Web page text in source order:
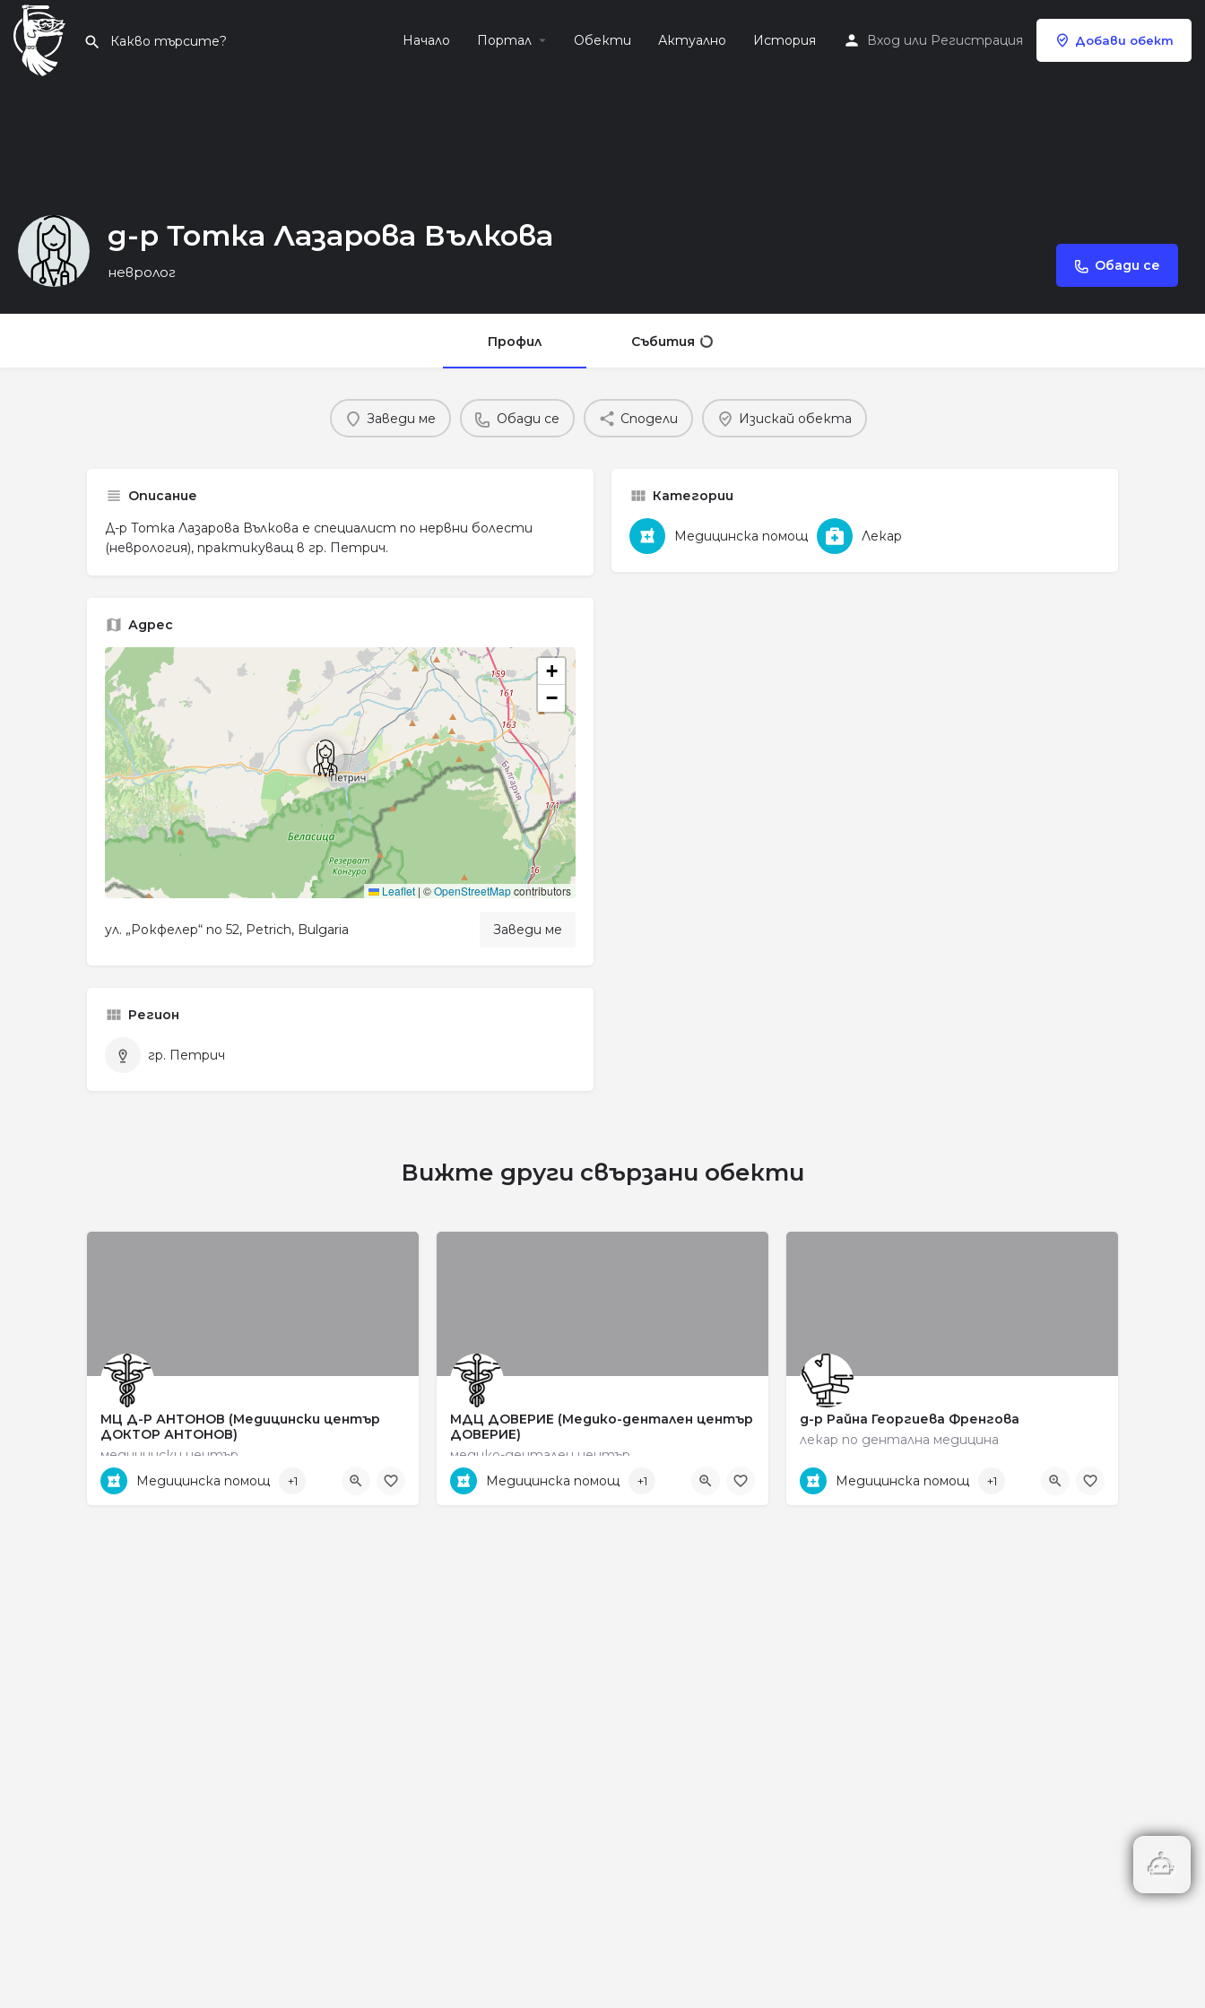
Начало Портал Обекти Актуално История Вход или Регистрация Добави обект
д-р Тотка Лазарова Вълкова
невролог Обади се
Профил Събития
Заведи ме Обади се Сподели Изискай обекта
Описание
Д-р Тотка Лазарова Вълкова е специалист по нервни болести
(неврология), практикуващ в гр. Петрич.
Адрес
+
−
Leaflet | ©OpenStreetMapcontributors
ул. „Рокфелер“ no 52, Petrich, Bulgaria Заведи ме
Регион
гр. Петрич
Категории
Медицинска помощ Лекар
Вижте други свързани обекти
МЦ Д-Р АНТОНОВ (Медицински център
ДОКТОР АНТОНОВ)
медицински център
ул. „Рокфелер“ no 33
Медицинска помощ +1
МДЦ ДОВЕРИЕ (Медико-дентален център
ДОВЕРИЕ)
медико-дентален център
0745 6 15 35 ул. „Яне Сандански" no 31
Медицинска помощ +1
д-р Райна Георгиева Френгова
лекар по дентална медицина
0887593540
Медицинска помощ +1